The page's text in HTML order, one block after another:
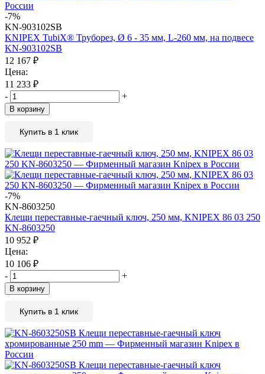
-7%
KN-903102SB
KNIPEX TubiX® Труборез, Ø 6 - 35 мм, L-260 мм, на подвесе
KN-903102SB
12 167 ₽
Цена:
11 233 ₽
-
+
В корзину
Купить в 1 клик
-7%
KN-8603250
Клещи переставные-гаечный ключ, 250 мм, KNIPEX 86 03 250
KN-8603250
10 952 ₽
Цена:
10 106 ₽
-
+
В корзину
Купить в 1 клик